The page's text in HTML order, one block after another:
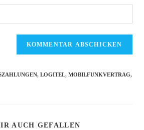
, LOGITEL, MOBILFUNKVERTRAG,
AUCH GEFALLEN